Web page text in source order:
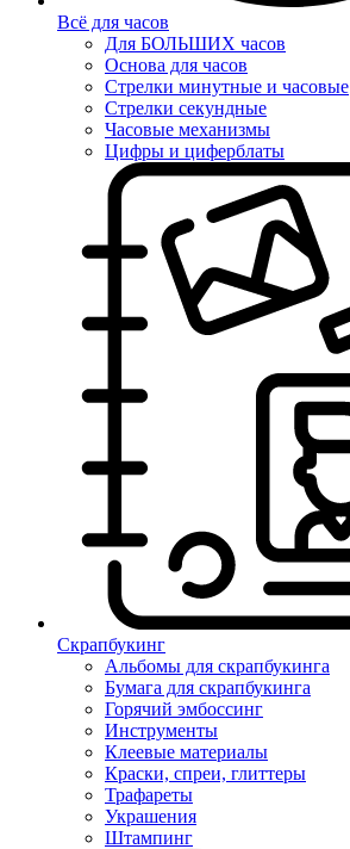
Всё для часов
Для БОЛЬШИХ часов
Основа для часов
Стрелки минутные и часовые
Стрелки секундные
Часовые механизмы
Цифры и циферблаты
Скрапбукинг
Альбомы для скрапбукинга
Бумага для скрапбукинга
Горячий эмбоссинг
Инструменты
Клеевые материалы
Краски, спреи, глиттеры
Трафареты
Украшения
Штампинг